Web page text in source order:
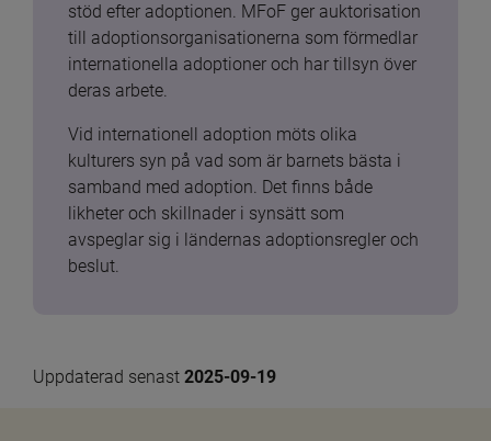
stöd efter adoptionen. MFoF ger auktorisation
till adoptionsorganisationerna som förmedlar
internationella adoptioner och har tillsyn över
deras arbete.
Vid internationell adoption möts olika
kulturers syn på vad som är barnets bästa i
samband med adoption. Det finns både
likheter och skillnader i synsätt som
avspeglar sig i ländernas adoptionsregler och
beslut.
Uppdaterad senast 2025-09-19